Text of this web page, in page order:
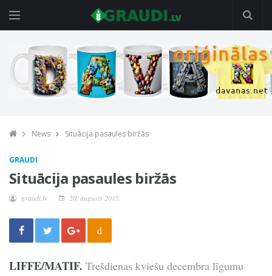
News Situācija pasaules biržās
GRAUDI
Situācija pasaules biržās
graudi.lv 20. augusts 2015.
d
LIFFE/MATIF. Trešdienas kviešu decembra līgumu